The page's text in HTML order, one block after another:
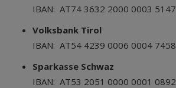
IBAN: AT74 3632 2000 0003 5147
Volksbank Tirol
IBAN: AT54 4239 0006 0004 7458
Sparkasse Schwaz
IBAN: AT53 2051 0000 0001 0892